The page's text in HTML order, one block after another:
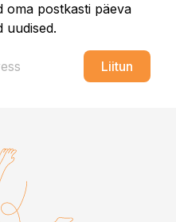
oma postkasti päeva
uudised.
Liitun